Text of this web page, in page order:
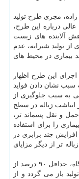
مجری طرح تولید
درباره این طرح،
آلاینده های زیست
تولید شیرابه، عدم
بیماری در محیط های
این طرح اظهار
سبب نشان دادن فواید
به سبب جلوگیری از
انباشت زباله در سطح
های حمل و نقل پسماند تر،
زا برای استفاده
چند برابری در
تر از دیگر مزایای
به گفتهی این فناور، با بهره گیری از این دستگاه، حداقل ۹۰ درصد از
باز می گردد و از